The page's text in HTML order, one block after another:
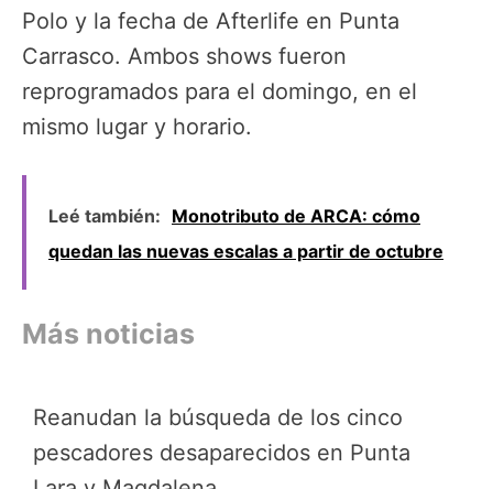
Polo y la fecha de Afterlife en Punta
Carrasco. Ambos shows fueron
reprogramados para el domingo, en el
mismo lugar y horario.
Leé también: Monotributo de ARCA: cómo
quedan las nuevas escalas a partir de octubre
Más noticias
Reanudan la búsqueda de los cinco
pescadores desaparecidos en Punta